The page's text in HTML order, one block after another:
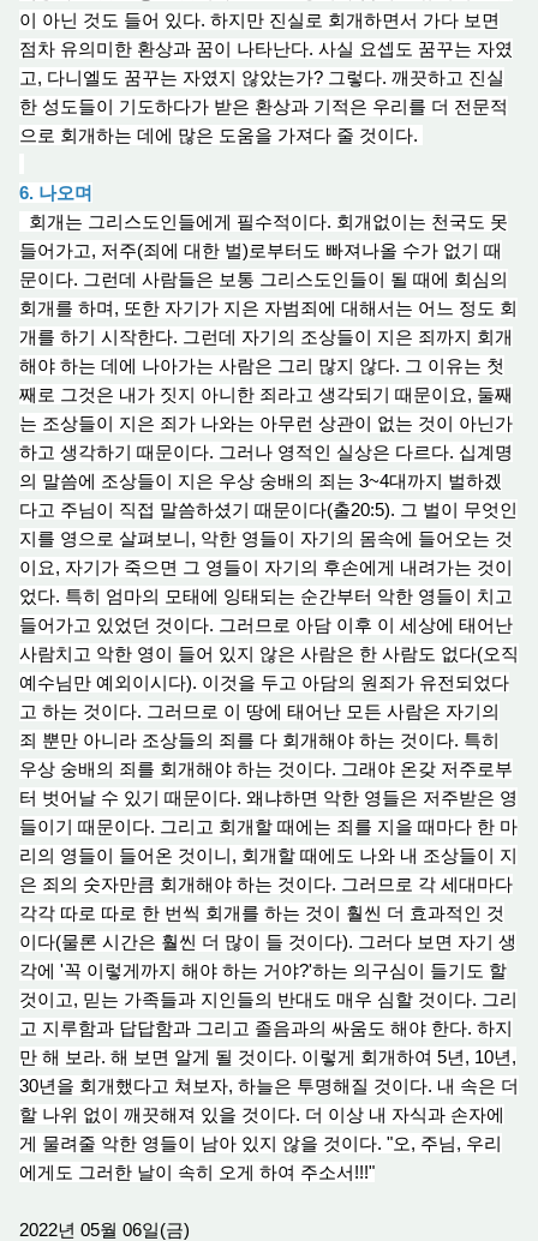
이 아닌 것도 들어 있다. 하지만 진실로 회개하면서 가다 보면
점차 유의미한 환상과 꿈이 나타난다. 사실 요셉도 꿈꾸는 자였
고, 다니엘도 꿈꾸는 자였지 않았는가? 그렇다. 깨끗하고 진실
한 성도들이 기도하다가 받은 환상과 기적은 우리를 더 전문적
으로 회개하는 데에 많은 도움을 가져다 줄 것이다.
6. 나오며
회개는 그리스도인들에게 필수적이다. 회개없이는 천국도 못
들어가고, 저주(죄에 대한 벌)로부터도 빠져나올 수가 없기 때
문이다. 그런데 사람들은 보통 그리스도인들이 될 때에 회심의
회개를 하며, 또한 자기가 지은 자범죄에 대해서는 어 느 정 도 회
개를 하기 시작한다. 그런데 자기의 조상들이 지은 죄까지 회개
해야 하는 데에 나아가는 사람은 그리 많지 않다. 그 이유는 첫
째로 그것은 내가 짓지 아니한 죄라고 생각되기 때문이요, 둘째
는 조상들이 지은 죄가 나와는 아무런 상관이 없는 것이 아닌가
하고 생각하기 때문이다. 그러나 영적인 실상은 다르다. 십계명
의 말씀에 조상들이 지은 우상 숭배의 죄는 3~4대까지 벌하겠
다고 주님이 직접 말씀하셨기 때문이다(출20:5). 그 벌이 무엇인
지를 영으로 살펴보니, 악한 영들이 자기의 몸속에 들어오는 것
이요, 자기가 죽으면 그 영들이 자기의 후손에게 내려가는 것이
었다. 특히 엄마의 모태에 잉태되는 순간부터 악한 영들이 치고
들어가고 있었던 것이다. 그러므로 아담 이후 이 세상에 태어난
사람치고 악한 영이 들어 있지 않은 사람은 한 사람도 없다(오직
예수님만 예외이시다). 이것을 두고 아담의 원죄가 유전되었다
고 하는 것이다. 그러므로 이 땅에 태어난 모든 사람은 자기의
죄 뿐만 아니라 조상들의 죄를 다 회개해야 하는 것이다. 특히
우상 숭배의 죄를 회개해야 하는 것이다. 그래야 온갖 저주로부
터 벗어날 수 있기 때문이다. 왜냐하면 악한 영들은 저주받은 영
들이기 때문이다. 그리고 회개할 때에는 죄를 지을 때마다 한 마
리의 영들이 들어온 것이니, 회개할 때에도 나와 내 조상들이 지
은 죄의 숫자만큼 회개해야 하는 것이다. 그러므로 각 세대마다
각각 따로 따로 한 번씩 회개를 하는 것이 훨씬 더 효과적인 것
이다(물론 시간은 훨씬 더 많이 들 것이다). 그러다 보면 자기 생
각에 '꼭 이렇게까지 해야 하는 거야?'하는 의구심이 들기도 할
것이고, 믿는 가족들과 지인들의 반대도 매우 심할 것이다. 그리
고 지루함과 답답함과 그리고 졸음과의 싸움도 해야 한다. 하지
만 해 보라. 해 보면 알게 될 것이다. 이렇게 회개하여 5년, 10년,
30년을 회개했다고 쳐보자, 하늘은 투명해질 것이다. 내 속은 더
할 나위 없이 깨끗해져 있을 것이다. 더 이상 내 자식과 손자에
게 물려줄 악한 영들이 남아 있지 않을 것이다. "오, 주님, 우리
에게도 그러한 날이 속히 오게 하여 주소서!!!"
2022년 05월 06일(금)